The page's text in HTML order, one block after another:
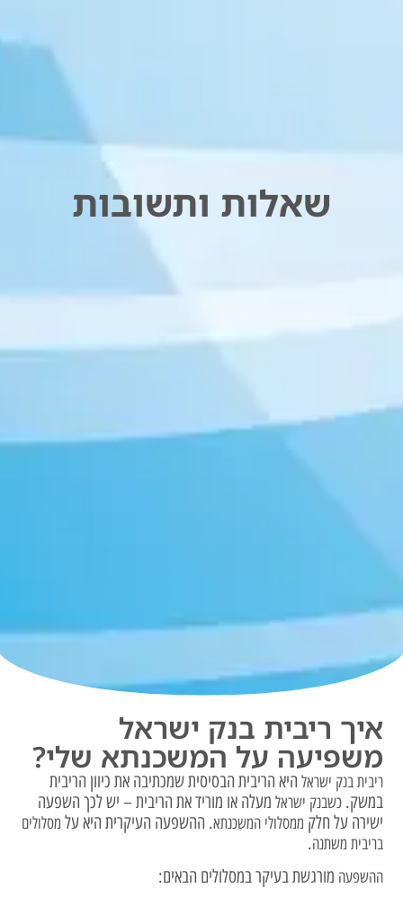
שאלות ותשובות
איך ריבית בנק ישראל
משפיעה על המשכנתא שלי?
ריבית בנק ישראל היא הריבית הבסיסית שמכתיבה את כיוון הריבית
במשק.כשבנק ישראל מעלה או מוריד את הריבית – יש לכך השפעה
ישירה על חלק ממסלולי המשכנתא. ההשפעה העיקרית היא על מסלולים
בריבית משתנה.
ההשפעה מורגשת בעיקר במסלולים הבאים: